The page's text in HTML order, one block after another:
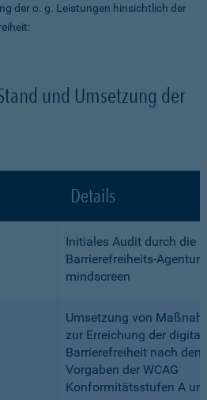
der o. g. Leistungen hinsichtlich der
und Umsetzung der
Details
Initiales Audit durch die
Barrierefreiheits-Agentur
mindscreen
Umsetzung von
zur Erreichung der
Barrierefreiheit nach den
Vorgaben der WCAG
Konformitätsstufen A